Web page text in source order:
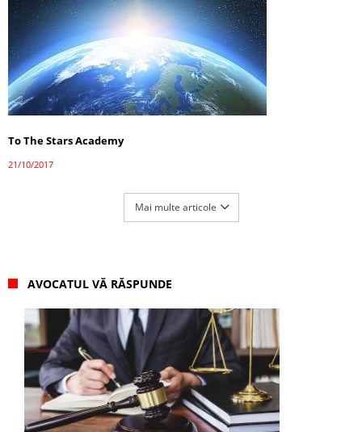
To The Stars Academy
21/10/2017
Mai multe articole
AVOCATUL VĂ RĂSPUNDE